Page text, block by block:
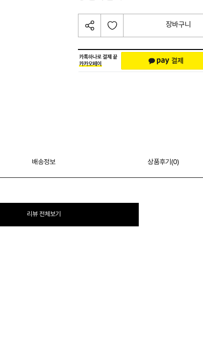
장바구니
배송정보 상품후기(0)
리뷰 전체보기